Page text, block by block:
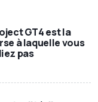
GT4 est la
à laquelle vous
pas